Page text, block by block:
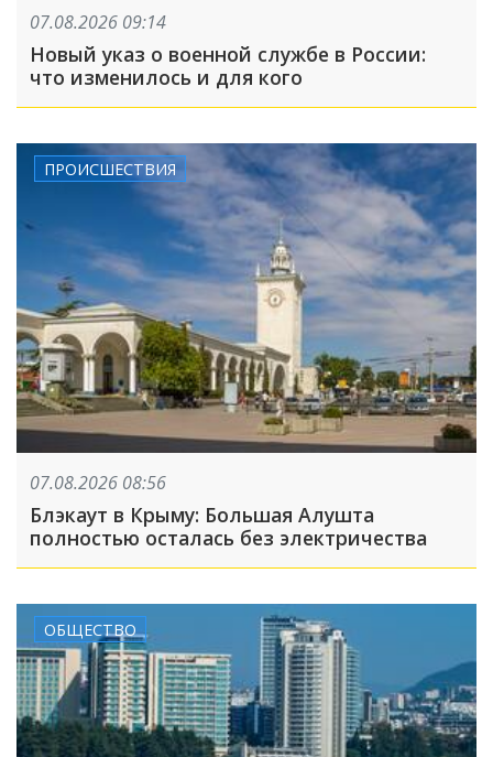
07.08.2026 09:14
Новый указ о военной службе в России:
что изменилось и для кого
ПРОИСШЕСТВИЯ
07.08.2026 08:56
Блэкаут в Крыму: Большая Алушта
полностью осталась без электричества
ОБЩЕСТВО